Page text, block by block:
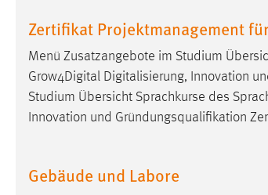
Zertifikat Projektmanagement
Menü Zusatzangebote im Studium
Grow4Digital Digitalisierung, Innovation
Studium Übersicht Sprachkurse des
Innovation und Gründungsqualifikation
Gebäude und Labore
MARKETING
Marketing Cookies werden von
verwendet, um personalisierte Werbung
Sie tun dies, indem sie Besucher über
hinweg verfolgen.
Name: _gcl_au